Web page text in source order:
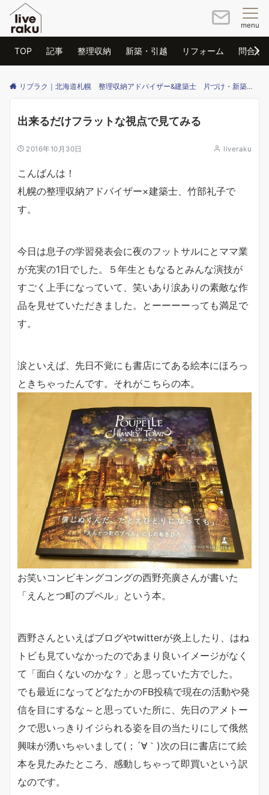
menu
TOP 記事 整理収納 新築・引越 リフォーム 問合せ
リブラク｜北海道札幌 整理収納アドバイザー&建築士 片づけ・新築・リフォームのご相談はリブラクまで
出来るだけフラットな視点で見てみる
2016年10月30日 liveraku
こんばんは！
札幌の整理収納アドバイザー×建築士、竹部礼子で
す。
今日は息子の学習発表会に夜のフットサルにとママ業
が充実の1日でした。５年生ともなるとみんな演技が
すごく上手になっていて、笑いあり涙ありの素敵な作
品を見せていただきました。とーーーーっても満足で
す。
涙といえば、先日不覚にも書店にてある絵本にほろっ
ときちゃったんです。それがこちらの本。
お笑いコンビキングコングの西野亮廣さんが書いた
「えんとつ町のプペル」という本。
西野さんといえばブログやtwitterが炎上したり、はね
トビも見ていなかったのであまり良いイメージがなく
て「面白くないのかな？」と思っていた方でした。
でも最近になってどなたかのFB投稿で現在の活動や発
信を目にするな～と思っていた所に、先日のアメトー
クで思いっきりイジられる姿を目の当たりにして俄然
興味が湧いちゃいまして(；´∀｀)次の日に書店にて絵
本を見たみたところ、感動しちゃって即買いという訳
なのです。